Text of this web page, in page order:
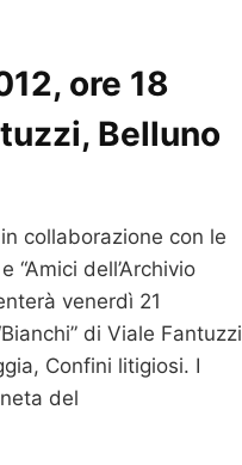
ore 18
Belluno
collaborazione con le
“Amici dell’Archivio
venerdì 21
di Viale Fantuzzi
Confini litigiosi. I
del